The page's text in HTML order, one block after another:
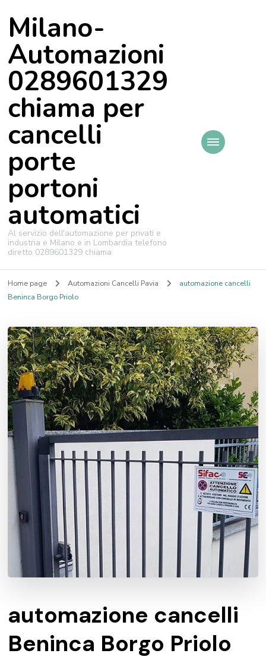
Milano-
Automazioni
0289601329
chiama per
cancelli
porte
portoni
automatici
Al servizio dell'automazione per privati e
industria e Milano e in Lombardia telefono
diretto 0289601329 chiama
Home page Automazioni Cancelli Pavia
automazione cancelli
Beninca Borgo Priolo
automazione cancelli
Beninca Borgo Priolo